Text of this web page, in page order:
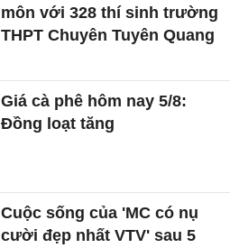
môn với 328 thí sinh trường
THPT Chuyên Tuyên Quang
Giá cà phê hôm nay 5/8:
Đồng loạt tăng
Cuộc sống của 'MC có nụ
cười đẹp nhất VTV' sau 5